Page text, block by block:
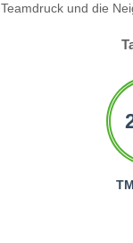
Teamdruck und die